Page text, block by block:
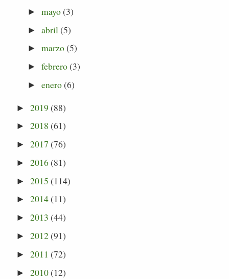
► mayo(3)
► abril (5)
► marzo(5)
► febrero(3)
► enero(6)
►2019 (88)
►2018 (61)
►2017 (76)
►2016(81)
►2015 (114)
►2014(11)
►2013 (44)
►2012(91)
►2011 (72)
►2010(12)